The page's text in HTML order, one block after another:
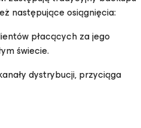
następujące osiągnięcia:
płacących za jego
świecie.
dystrybucji, przyciąga